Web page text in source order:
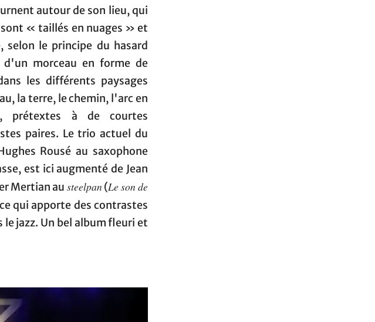
autour de son lieu, qui
« taillés en nuages » et
selon le principe du hasard
morceau en forme de
les différents paysages
la terre, le chemin, l'arc en
prétextes à de courtes
paires. Le trio actuel du
Rousé au saxophone
est ici augmenté de Jean
Mertian au steelpan (Le son de
qui apporte des contrastes
jazz. Un bel album fleuri et